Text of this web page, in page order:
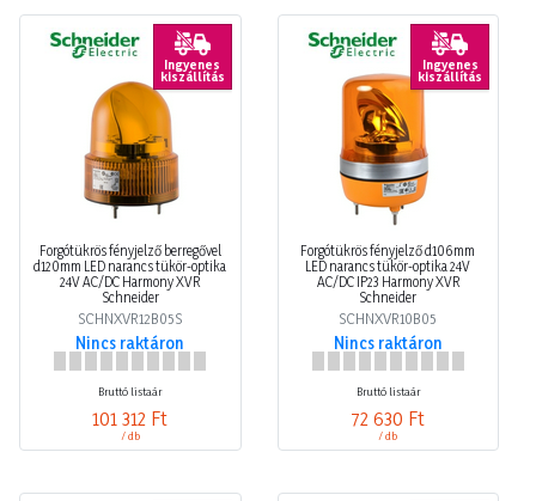
Ingyenes
kiszállítás
Forgótükrös fényjelző berregővel
d120mm LED narancs tükör-optika
24V AC/DC Harmony XVR
Schneider
SCHNXVR12B05S
Nincs raktáron
Bruttó listaár
101 312 Ft
/ db
Ingyenes
kiszállítás
Forgótükrös fényjelző d106mm
LED narancs tükör-optika 24V
AC/DC IP23 Harmony XVR
Schneider
SCHNXVR10B05
Nincs raktáron
Bruttó listaár
72 630 Ft
/ db